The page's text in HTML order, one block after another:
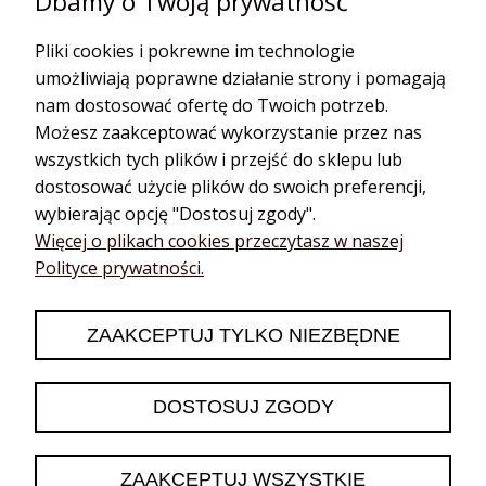
korzenne
Bazylia
Cynamon
Estragon
Gałka muszkatołowa
Golteria
Goździk
Imbir
Kardamon
Kmin
Koper
Hydrolaty
Dyfuzory do
aromaterapii
Dyfuzory
samochodowe
Aroma biżuteria
Dyfuzory przenośne
Dyfuzory na kabel
Akupresura
Książki i kursy
Projekt współtworzony przez Fundację Kossakowskiego.
Wszystkie prawa zastrzeżone dla Olejkowy Sklep 2020-2025.
Pliki cookies i pokrewne im technologie
umożliwiają poprawne działanie strony i pomagają
nam dostosować ofertę do Twoich potrzeb.
Możesz zaakceptować wykorzystanie przez nas
wszystkich tych plików i przejść do sklepu lub
dostosować użycie plików do swoich preferencji,
wybierając opcję "Dostosuj zgody".
Więcej o plikach cookies przeczytasz w naszej
Polityce prywatności.
ZAAKCEPTUJ TYLKO NIEZBĘDNE
DOSTOSUJ ZGODY
ZAAKCEPTUJ WSZYSTKIE